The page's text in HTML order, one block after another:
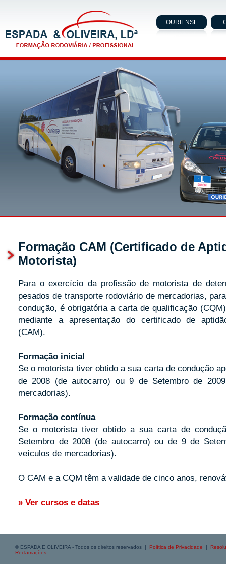
OURIENSE
Formação CAM (Certificado de
Motorista)
Para o exercício da profissão de motorista de
pesados de transporte rodoviário de mercadorias,
condução, é obrigatória a carta de qualificação
mediante a apresentação do certificado de
(CAM).
Formação inicial
Se o motorista tiver obtido a sua carta de condução
de 2008 (de autocarro) ou 9 de Setembro de
mercadorias).
Formação contínua
Se o motorista tiver obtido a sua carta de
Setembro de 2008 (de autocarro) ou de 9 de
veículos de mercadorias).
O CAM e a CQM têm a validade de cinco anos,
» Ver cursos e datas
© ESPADA E OLIVEIRA - Todos os direitos reservados | Política de Privacidade |
Reclamações